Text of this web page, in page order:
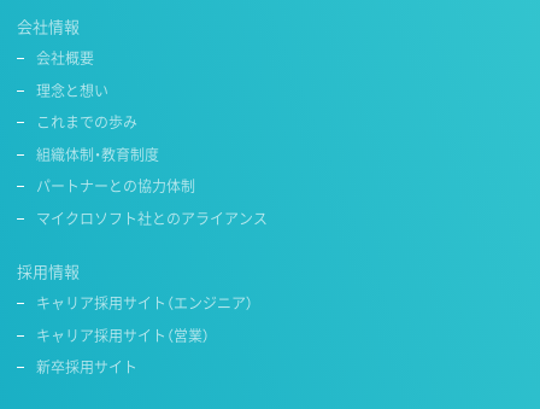
会社情報
会社概要
理念と想い
これまでの歩み
組織体制・教育制度
パートナーとの協力体制
マイクロソフト社とのアライアンス
採用情報
キャリア採用サイト（エンジニア）
キャリア採用サイト（営業）
新卒採用サイト